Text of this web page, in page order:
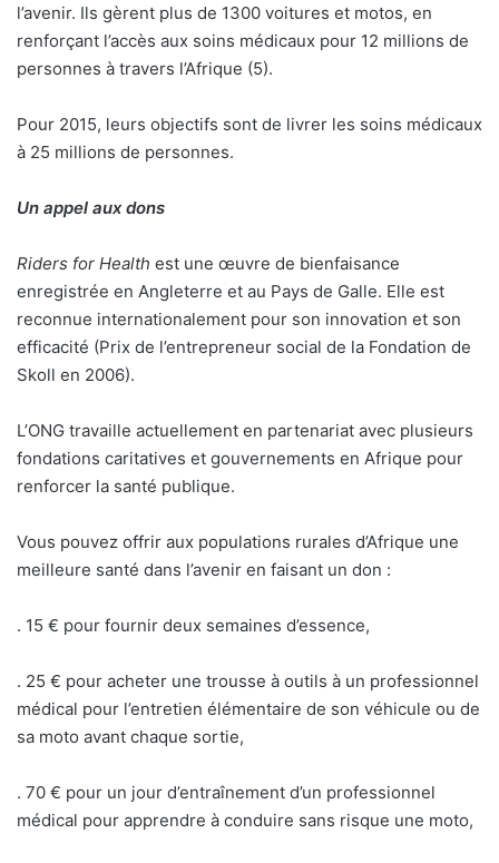
l’avenir. Ils gèrent plus de 1300 voitures et motos, en
renforçant l’accès aux soins médicaux pour 12 millions de
personnes à travers l’Afrique (5).
Pour 2015, leurs objectifs sont de livrer les soins médicaux
à 25 millions de personnes.
Un appel aux dons
Riders for Health est une œuvre de bienfaisance
enregistrée en Angleterre et au Pays de Galle. Elle est
reconnue internationalement pour son innovation et son
efficacité (Prix de l’entrepreneur social de la Fondation de
Skoll en 2006).
L’ONG travaille actuellement en partenariat avec plusieurs
fondations caritatives et gouvernements en Afrique pour
renforcer la santé publique.
Vous pouvez offrir aux populations rurales d’Afrique une
meilleure santé dans l’avenir en faisant un don :
. 15 € pour fournir deux semaines d’essence,
. 25 € pour acheter une trousse à outils à un professionnel
médical pour l’entretien élémentaire de son véhicule ou de
sa moto avant chaque sortie,
. 70 € pour un jour d’entraînement d’un professionnel
médical pour apprendre à conduire sans risque une moto,